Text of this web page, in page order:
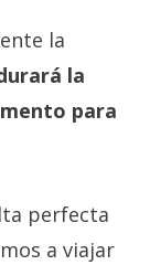
la
la
para
perfecta
a viajar